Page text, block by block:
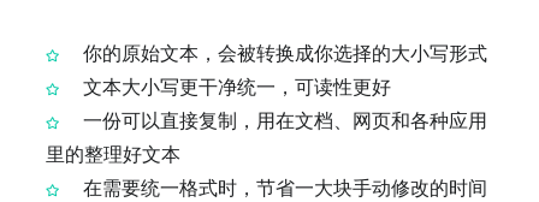
你的原始文本，会被转换成你选择的大小写形式
文本大小写更干净统一，可读性更好
一份可以直接复制，用在文档、网页和各种应用
里的整理好文本
在需要统一格式时，节省一大块手动修改的时间